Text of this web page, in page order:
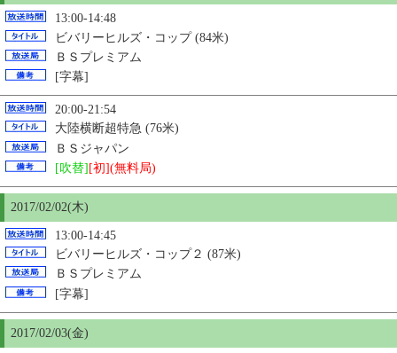
13:00-14:48
ビバリーヒルズ・コップ (84米)
ＢＳプレミアム
[字幕]
20:00-21:54
大陸横断超特急 (76米)
ＢＳジャパン
[吹替] [初](無料局)
2017/02/02(木)
13:00-14:45
ビバリーヒルズ・コップ２ (87米)
ＢＳプレミアム
[字幕]
2017/02/03(金)